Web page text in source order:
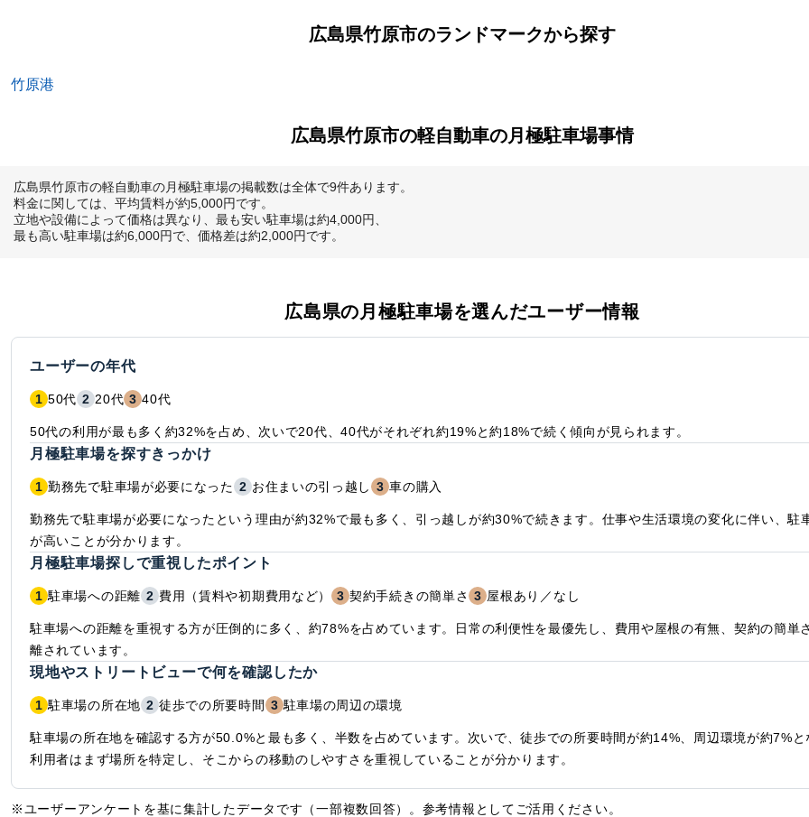
広島県竹原市のランドマークから探す
竹原港
広島県竹原市の軽自動車の月極駐車場事情
広島県竹原市の軽自動車の月極駐車場の掲載数は全体で9件あります。
料金に関しては、平均賃料が約5,000円です。
立地や設備によって価格は異なり、最も安い駐車場は約4,000円、
最も高い駐車場は約6,000円で、価格差は約2,000円です。
広島県の月極駐車場を選んだユーザー情報
ユーザーの年代
1 50代 2 20代 3 40代
50代の利用が最も多く約32%を占め、次いで20代、40代がそれぞれ約19%と約18%で続く傾向が見られます。
月極駐車場を探すきっかけ
1 勤務先で駐車場が必要になった 2 お住まいの引っ越し 3 車の購入
勤務先で駐車場が必要になったという理由が約32%で最も多く、引っ越しが約30%で続きます。仕事や生活環境の変化に伴い、駐
が高いことが分かります。
月極駐車場探しで重視したポイント
1 駐車場への距離 2 費用（賃料や初期費用など） 3 契約手続きの簡単さ 3 屋根あり／なし
駐車場への距離を重視する方が圧倒的に多く、約78%を占めています。日常の利便性を最優先し、費用や屋根の有無、契約の簡単
離されています。
現地やストリートビューで何を確認したか
1 駐車場の所在地 2 徒歩での所要時間 3 駐車場の周辺の環境
駐車場の所在地を確認する方が50.0%と最も多く、半数を占めています。次いで、徒歩での所要時間が約14%、周辺環境が約7%と
利用者はまず場所を特定し、そこからの移動のしやすさを重視していることが分かります。
※ユーザーアンケートを基に集計したデータです（一部複数回答）。参考情報としてご活用ください。